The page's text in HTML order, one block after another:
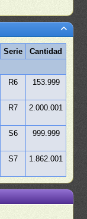
Serie
Cantidad
R6 153.999
R7 2.000.001
S6 999.999
S7 1.862.001